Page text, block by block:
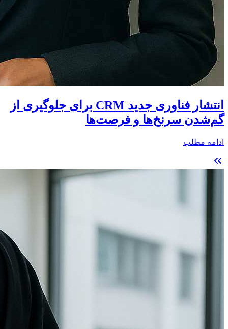
انتشار فناوری جدید CRM برای جلوگیری از
گم‌شدن سرنخ‌ها و فرصت‌ها
ادامه مطلب